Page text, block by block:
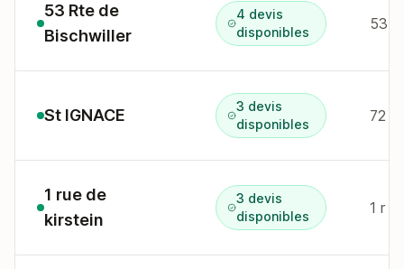
53 Rte de
Bischwiller
4 devis
disponibles
53
St IGNACE
3 devis
disponibles
72
1 rue de
kirstein
3 devis
disponibles
1 r